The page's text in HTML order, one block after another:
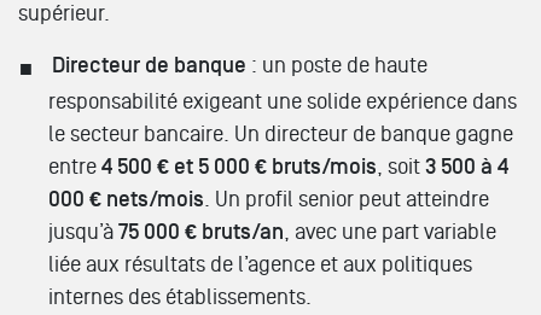
supérieur.
Directeur de banque : un poste de haute
responsabilité exigeant une solide expérience dans
le secteur bancaire. Un directeur de banque gagne
entre 4 500 € et 5 000 € bruts/mois, soit 3 500 à 4
000 € nets/mois. Un profil senior peut atteindre
jusqu’à 75 000 € bruts/an, avec une part variable
liée aux résultats de l’agence et aux politiques
internes des établissements.